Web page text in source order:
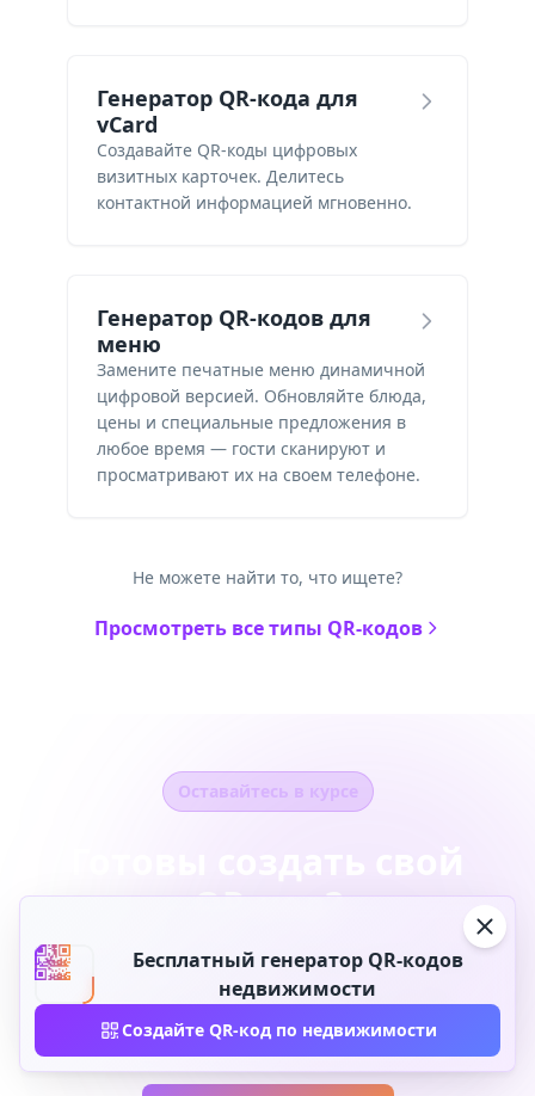
Генератор QR-кода для
vCard
Создавайте QR-коды цифровых
визитных карточек. Делитесь
контактной информацией мгновенно.
Генератор QR-кодов для
меню
Замените печатные меню динамичной
цифровой версией. Обновляйте блюда,
цены и специальные предложения в
любое время — гости сканируют и
просматривают их на своем телефоне.
Не можете найти то, что ищете?
Просмотреть все типы QR-кодов
Бесплатный генератор QR-кодов
недвижимости
Создайте QR-код по недвижимости
Оставайтесь в курсе
QR-код?
Присоединяйтесь к тысячам компаний,
используя QR-Build для получения
динамических QR-кодов